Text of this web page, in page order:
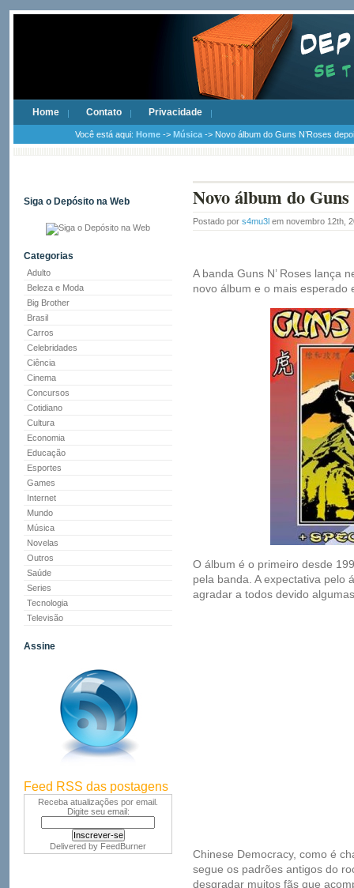
Home Contato Privacidade
Você está aqui: Home -> Música -> Novo álbum do Guns N’Roses
Siga o Depósito na Web
Categorias
Adulto
Beleza e Moda
Big Brother
Brasil
Carros
Celebridades
Ciência
Cinema
Concursos
Cotidiano
Cultura
Economia
Educação
Esportes
Games
Internet
Mundo
Música
Novelas
Outros
Saúde
Series
Tecnologia
Televisão
Assine
Feed RSS das postagens
Receba atualizações por email.
Digite seu email:
Delivered by FeedBurner
Novo álbum do Guns
Postado por s4mu3l em novembro 12th,
A banda Guns N’ Roses lança
novo álbum e o mais esperado
O álbum é o primeiro desde
pela banda. A expectativa pelo
agradar a todos devido
Chinese Democracy, como é
segue os padrões antigos do
desgradar muitos fãs que